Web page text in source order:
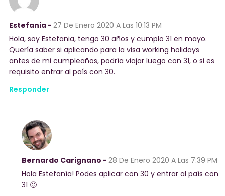
Estefania - 27 De Enero 2020 A Las 10:13 PM
Hola, soy Estefania, tengo 30 años y cumplo 31 en mayo.
Quería saber si aplicando para la visa working holidays
antes de mi cumpleaños, podría viajar luego con 31, o si es
requisito entrar al país con 30.
Responder
Bernardo Carignano - 28 De Enero 2020 A Las 7:39 PM
Hola Estefanía! Podes aplicar con 30 y entrar al país con
31 🙂